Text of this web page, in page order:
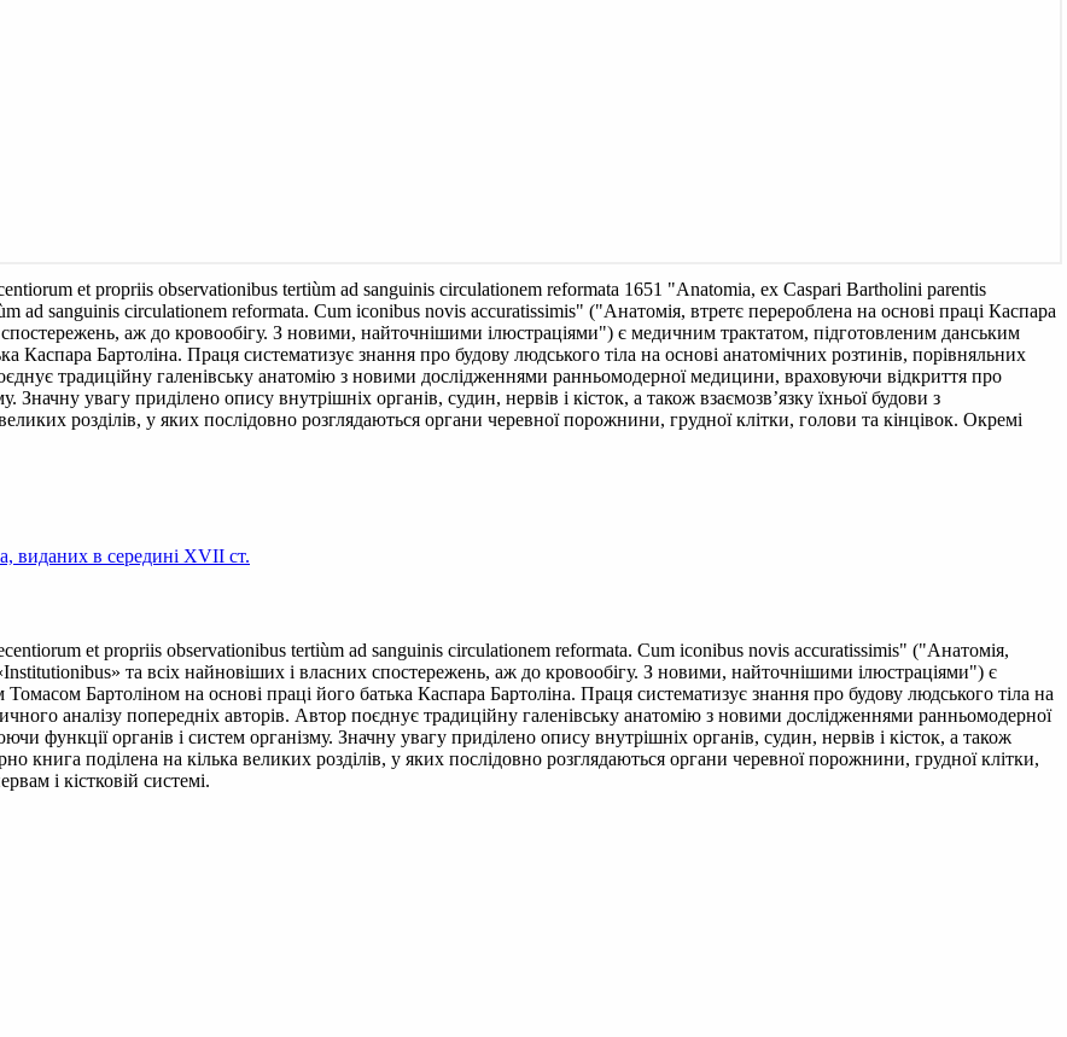
et propriis observationibus tertiùm ad sanguinis circulationem reformata 1651 "Anatomia, ex Caspari Bartholini parentis
ad sanguinis circulationem reformata. Cum iconibus novis accuratissimis" ("Анатомія, втретє перероблена на основі праці Каспара
аж до кровообігу. З новими, найточнішими ілюстраціями") є медичним трактатом, підготовленим данським
Каспара Бартоліна. Праця систематизує знання про будову людського тіла на основі анатомічних розтинів, порівняльних
традиційну галенівську анатомію з новими дослідженнями ранньомодерної медицини, враховуючи відкриття про
увагу приділено опису внутрішніх органів, судин, нервів і кісток, а також взаємозв’язку їхньої будови з
розділів, у яких послідовно розглядаються органи черевної порожнини, грудної клітки, голови та кінцівок. Окремі
виданих в середині XVII ст.
et propriis observationibus tertiùm ad sanguinis circulationem reformata. Cum iconibus novis accuratissimis" ("Анатомія,
та всіх найновіших і власних спостережень, аж до кровообігу. З новими, найточнішими ілюстраціями") є
Бартоліном на основі праці його батька Каспара Бартоліна. Праця систематизує знання про будову людського тіла на
аналізу попередніх авторів. Автор поєднує традиційну галенівську анатомію з новими дослідженнями ранньомодерної
функції органів і систем організму. Значну увагу приділено опису внутрішніх органів, судин, нервів і кісток, а також
книга поділена на кілька великих розділів, у яких послідовно розглядаються органи черевної порожнини, грудної клітки,
і кістковій системі.